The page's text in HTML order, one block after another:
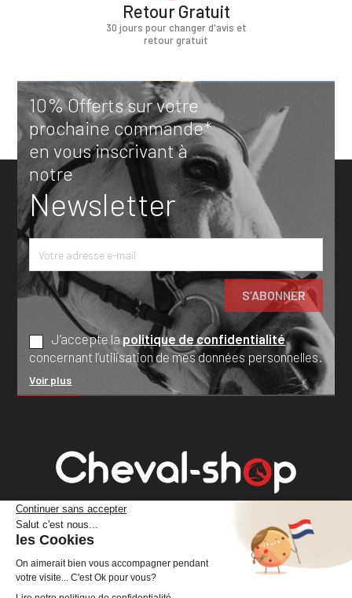
Retour Gratuit
30 jours pour changer d'avis et
retour gratuit
10% Offerts sur votre
prochaine commande*
en vous inscrivant à
notre
Newsletter
J’accepte lapolitique de confidentialité
concernant l’utilisation de mes données personnelles.
Voir plus
44800 Saint-Herblain